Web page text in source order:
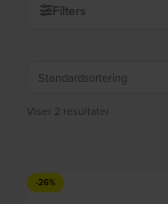
Filters
Viser 2 resultater
-26%